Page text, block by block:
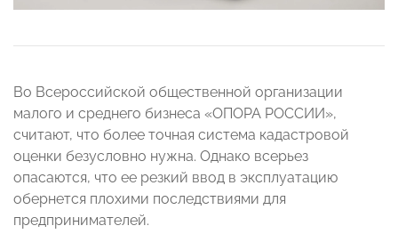
Во Всероссийской общественной организации
малого и среднего бизнеса «ОПОРА РОССИИ»,
считают, что более точная система кадастровой
оценки безусловно нужна. Однако всерьез
опасаются, что ее резкий ввод в эксплуатацию
обернется плохими последствиями для
предпринимателей.